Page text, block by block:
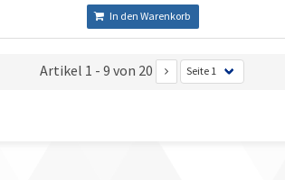
In den Warenkorb
Artikel 1 - 9 von 20